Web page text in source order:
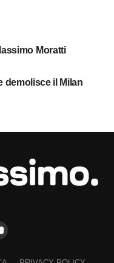
Moratti
demolisce il Milan